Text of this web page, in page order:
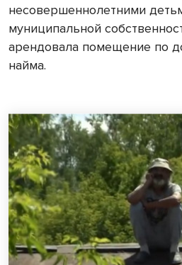
несовершеннолетними
муниципальной
арендовала помещение по
найма.